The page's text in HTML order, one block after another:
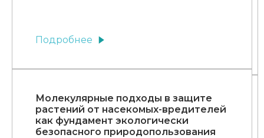
Подробнее
Молекулярные подходы в защите
растений от насекомых-вредителей
как фундамент экологически
безопасного природопользования